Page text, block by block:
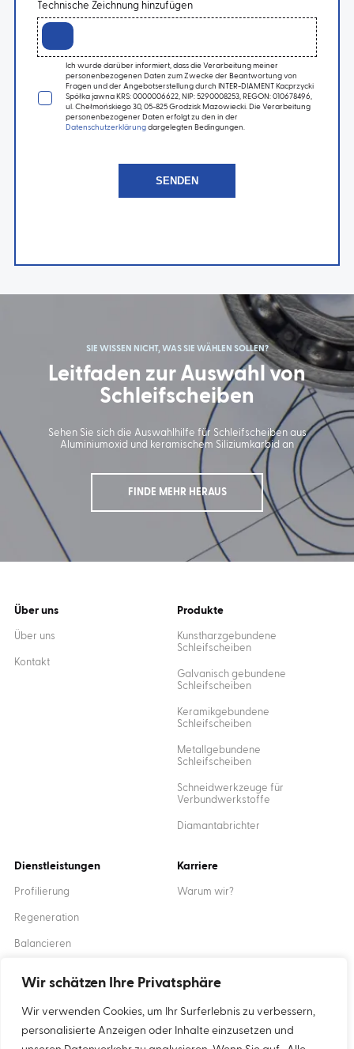
Wir schätzen Ihre Privatsphäre
Wir verwenden Cookies, um Ihr Surferlebnis zu verbessern,
personalisierte Anzeigen oder Inhalte einzusetzen und
Technische Zeichnung hinzufügen
Ich wurde darüber informiert, dass die Verarbeitung meiner
personenbezogenen Daten zum Zwecke der Beantwortung von
Fragen und der Angebotserstellung durch INTER-DIAMENT Kacprzycki
Spółka jawna KRS: 0000006622, NIP: 5290008253, REGON: 010678496,
ul. Chełmońskiego 30, 05-825 Grodzisk Mazowiecki. Die Verarbeitung
personenbezogener Daten erfolgt zu den in der
Datenschutzerklärungdargelegten Bedingungen.
SIE WISSEN NICHT, WAS SIE WÄHLEN SOLLEN?
Leitfaden zur Auswahl von
Schleifscheiben
Sehen Sie sich die Auswahlhilfe für Schleifscheiben aus
Aluminiumoxid und keramischem Siliziumkarbid an
FINDE MEHR HERAUS
Über uns
Über uns
Kontakt
Produkte
Kunstharzgebundene
Schleifscheiben
Galvanisch gebundene
Schleifscheiben
Keramikgebundene
Schleifscheiben
Metallgebundene
Schleifscheiben
Schneidwerkzeuge für
Verbundwerkstoffe
Diamantabrichter
Dienstleistungen
Profilierung
Regeneration
Balancieren
Karriere
Warum wir?
Created by